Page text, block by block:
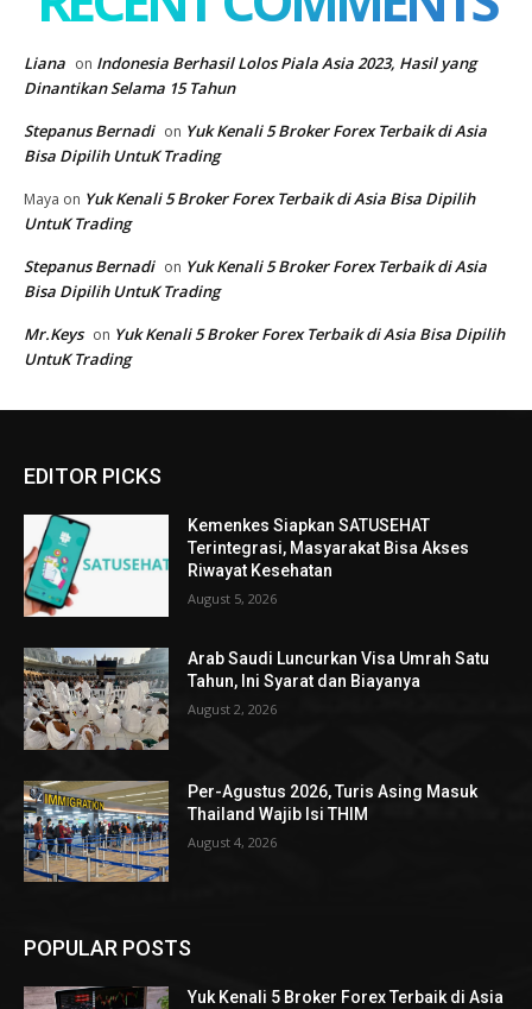
EDITOR PICKS
Kemenkes Siapkan SATUSEHAT
Terintegrasi, Masyarakat Bisa Akses
Riwayat Kesehatan
August 5, 2026
Arab Saudi Luncurkan Visa Umrah Satu
Tahun, Ini Syarat dan Biayanya
August 2, 2026
Per-Agustus 2026, Turis Asing Masuk
Thailand Wajib Isi THIM
August 4, 2026
POPULAR POSTS
Yuk Kenali 5 Broker Forex Terbaik di Asia